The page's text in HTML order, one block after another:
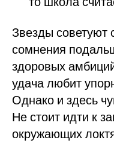
Звезды советуют
сомнения
здоровых
удача любит
Однако и здесь
Не стоит идти к
окружающих